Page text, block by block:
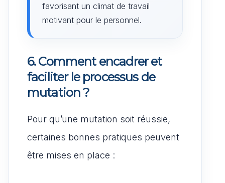
favorisant un climat de travail
motivant pour le personnel.
6. Comment encadrer et
faciliter le processus de
mutation ?
Pour qu’une mutation soit réussie,
certaines bonnes pratiques peuvent
être mises en place :